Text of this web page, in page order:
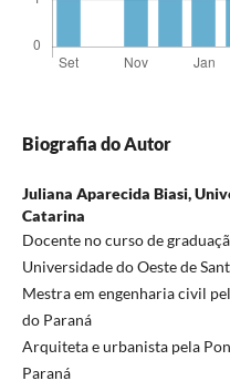
Biografia do Autor
Juliana Aparecida Biasi,
Catarina
Docente no curso de
Universidade do Oeste de
Mestra em engenharia civil
do Paraná
Arquiteta e urbanista pela
Paraná